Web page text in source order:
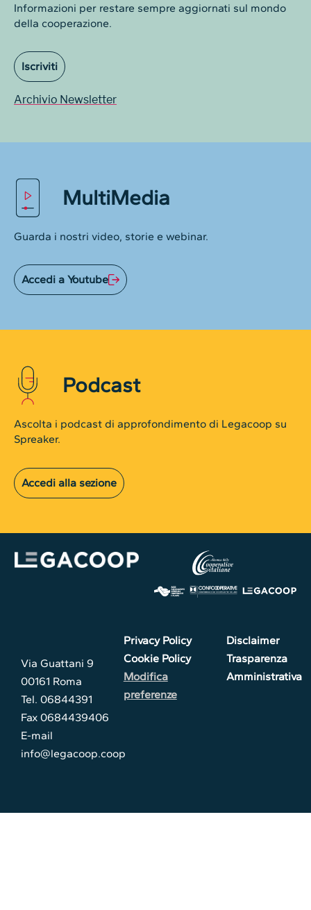
Informazioni per restare sempre aggiornati sul mondo
della cooperazione.
Iscriviti
Archivio Newsletter
MultiMedia
Guarda i nostri video, storie e webinar.
Accedi a Youtube
Podcast
Ascolta i podcast di approfondimento di Legacoop su
Spreaker.
Accedi alla sezione
Via Guattani 9
00161 Roma
Tel. 06844391
Fax 0684439406
E-mail
info@legacoop.coop
Privacy Policy
Cookie Policy
Modifica
preferenze
Disclaimer
Trasparenza
Amministrativa